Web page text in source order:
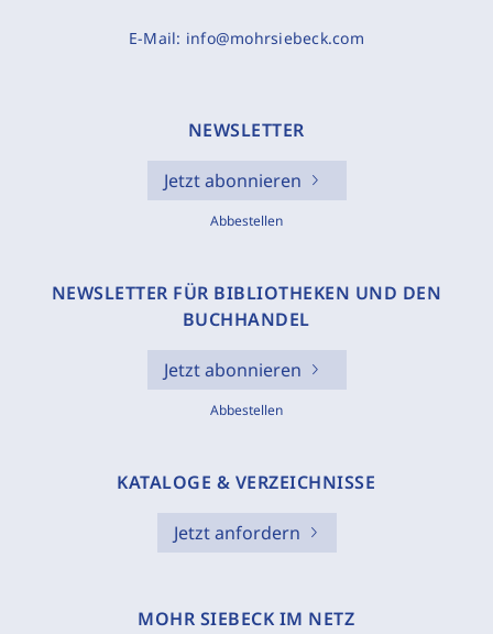
E-Mail: info@mohrsiebeck.com
NEWSLETTER
Jetzt abonnieren
Abbestellen
NEWSLETTER FÜR BIBLIOTHEKEN UND DEN
BUCHHANDEL
Jetzt abonnieren
Abbestellen
KATALOGE & VERZEICHNISSE
Jetzt anfordern
MOHR SIEBECK IM NETZ